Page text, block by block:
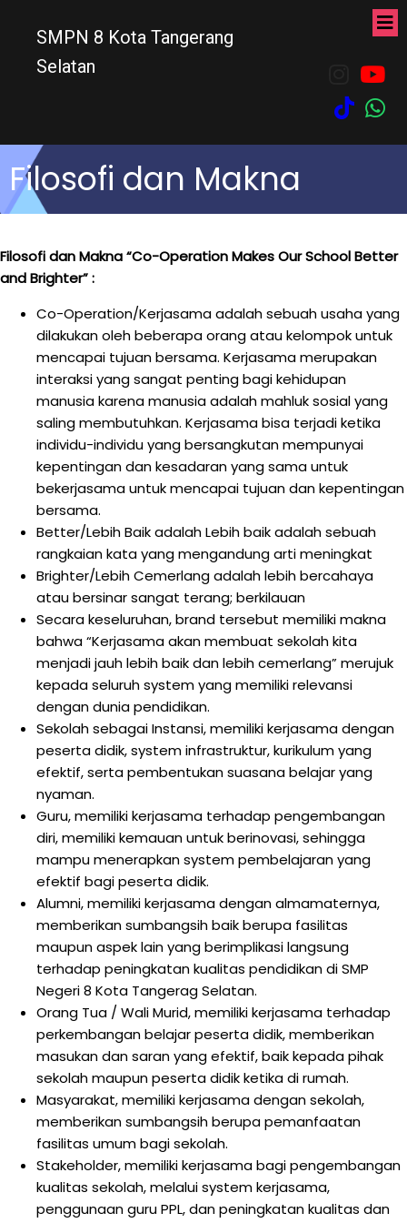
SMPN 8 Kota Tangerang
Selatan
Filosofi dan Makna
Filosofi dan Makna “Co-Operation Makes Our School Better
and Brighter” :
Co-Operation/Kerjasama adalah sebuah usaha yang
dilakukan oleh beberapa orang atau kelompok untuk
mencapai tujuan bersama. Kerjasama merupakan
interaksi yang sangat penting bagi kehidupan
manusia karena manusia adalah mahluk sosial yang
saling membutuhkan. Kerjasama bisa terjadi ketika
individu-individu yang bersangkutan mempunyai
kepentingan dan kesadaran yang sama untuk
bekerjasama untuk mencapai tujuan dan kepentingan
bersama.
Better/Lebih Baik adalah Lebih baik adalah sebuah
rangkaian kata yang mengandung arti meningkat
Brighter/Lebih Cemerlang adalah lebih bercahaya
atau bersinar sangat terang; berkilauan
Secara keseluruhan, brand tersebut memiliki makna
bahwa “Kerjasama akan membuat sekolah kita
menjadi jauh lebih baik dan lebih cemerlang” merujuk
kepada seluruh system yang memiliki relevansi
dengan dunia pendidikan.
Sekolah sebagai Instansi, memiliki kerjasama dengan
peserta didik, system infrastruktur, kurikulum yang
efektif, serta pembentukan suasana belajar yang
nyaman.
Guru, memiliki kerjasama terhadap pengembangan
diri, memiliki kemauan untuk berinovasi, sehingga
mampu menerapkan system pembelajaran yang
efektif bagi peserta didik.
Alumni, memiliki kerjasama dengan almamaternya,
memberikan sumbangsih baik berupa fasilitas
maupun aspek lain yang berimplikasi langsung
terhadap peningkatan kualitas pendidikan di SMP
Negeri 8 Kota Tangerag Selatan.
Orang Tua / Wali Murid, memiliki kerjasama terhadap
perkembangan belajar peserta didik, memberikan
masukan dan saran yang efektif, baik kepada pihak
sekolah maupun peserta didik ketika di rumah.
Masyarakat, memiliki kerjasama dengan sekolah,
memberikan sumbangsih berupa pemanfaatan
fasilitas umum bagi sekolah.
Stakeholder, memiliki kerjasama bagi pengembangan
kualitas sekolah, melalui system kerjasama,
penggunaan guru PPL, dan peningkatan kualitas dan